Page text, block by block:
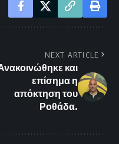
NEXT ARTICLE
και
επίσημα η
απόκτηση του
Ροθάδα.